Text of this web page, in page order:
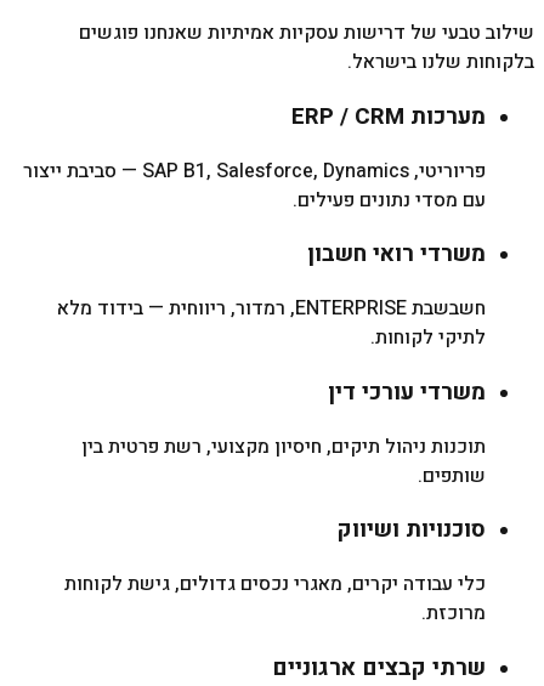
שילוב טבעי של דרישות עסקיות אמיתיות שאנחנו פוגשים
בלקוחות שלנו בישראל.
מערכות ERP / CRM
פריוריטי, SAP B1, Salesforce, Dynamics — סביבת ייצור
עם מסדי נתונים פעילים.
משרדי רואי חשבון
חשבשבת ENTERPRISE, רמדור, ריווחית — בידוד מלא
לתיקי לקוחות.
משרדי עורכי דין
תוכנות ניהול תיקים, חיסיון מקצועי, רשת פרטית בין
שותפים.
סוכנויות ושיווק
כלי עבודה יקרים, מאגרי נכסים גדולים, גישת לקוחות
מרוכזת.
שרתי קבצים ארגוניים